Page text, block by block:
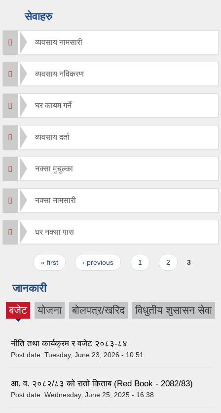
सेवाहरु
व्यवसाय नामसारी
व्यवसाय नविकरण
घर कायम गर्ने
व्यवसाय दर्ता
नक्सा मुचुल्का
नक्सा नामसारी
घर नक्सा पास
Pages« first ‹ previous 1 2 3
जानकारी
बजेट
(active
योजना बोलपत्र/खरिद विधुतीय शुसासन सेवा
नीति तथा कार्यक्रम र वजेट २०८३-८४
Post date: Tuesday, June 23, 2026 - 10:51
आ. व. २०८२/८३ को रातो किताब (Red Book - 2082/83)
Post date: Wednesday, June 25, 2025 - 16:38